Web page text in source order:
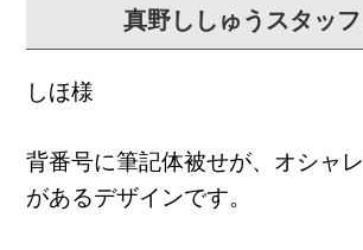
真野ししゅうスタッフ
しほ様
背番号に筆記体被せが、オシャ
があるデザインです。